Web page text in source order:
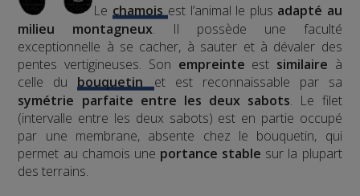
Le chamois est l’animal le plus adapté au
milieu montagneux. Il possède une faculté
exceptionnelle à se cacher, à sauter et à dévaler des
pentes vertigineuses. Son empreinte est similaire à
celle dubouquetin et est reconnaissable par sa
symétrie parfaite entre les deux sabots. Le filet
(intervalle entre les deux sabots) est en partie occupé
par une membrane, absente chez le bouquetin, qui
permet au chamois une portance stable sur la plupart
des terrains.